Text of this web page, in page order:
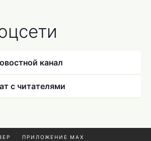
канал
с читателями
ПРИЛОЖЕНИЕ MAX